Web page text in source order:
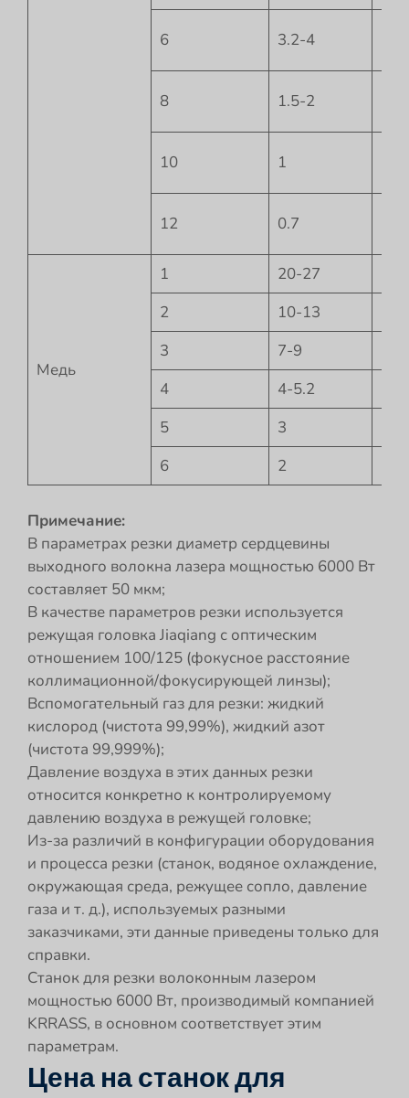
6 3.2-4
8 1.5-2
10 1
12 0.7
Медь
1 20-27
2
10-13
3
7-9
4
4-5.2
5
3
6
2
Примечание:
В параметрах резки диаметр сердцевины
выходного волокна лазера мощностью 6000 Вт
составляет 50 мкм;
В качестве параметров резки используется
режущая головка Jiaqiang с оптическим
отношением 100/125 (фокусное расстояние
коллимационной/фокусирующей линзы);
Вспомогательный газ для резки: жидкий
кислород (чистота 99,99%), жидкий азот
(чистота 99,999%);
Давление воздуха в этих данных резки
относится конкретно к контролируемому
давлению воздуха в режущей головке;
Из-за различий в конфигурации оборудования
и процесса резки (станок, водяное охлаждение,
окружающая среда, режущее сопло, давление
газа и т. д.), используемых разными
заказчиками, эти данные приведены только для
справки.
Станок для резки волоконным лазером
мощностью 6000 Вт, производимый компанией
KRRASS, в основном соответствует этим
параметрам.
Цена на станок для